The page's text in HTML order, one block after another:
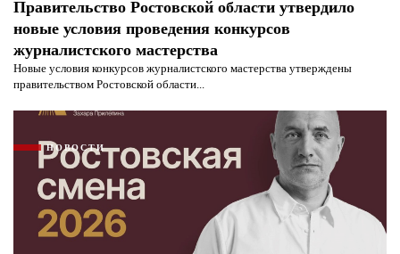
Правительство Ростовской области утвердило
новые условия проведения конкурсов
журналистского мастерства
Новые условия конкурсов журналистского мастерства утверждены
правительством Ростовской области...
НОВОСТИ